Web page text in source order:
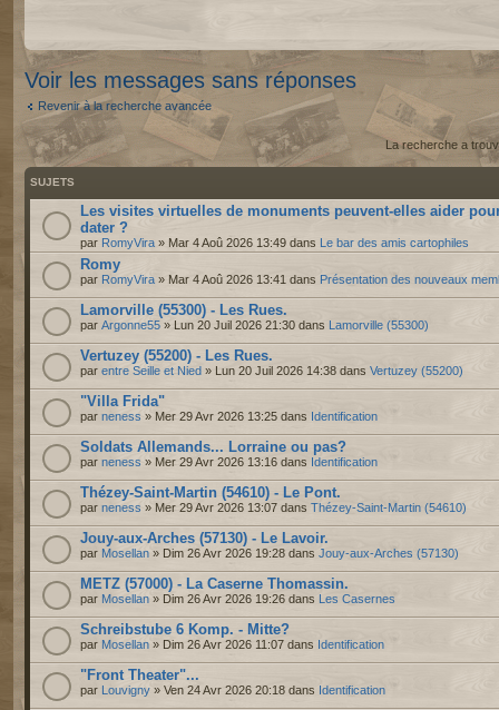
Voir les messages sans réponses
Revenir à la recherche avancée
La recherche a
SUJETS
Les visites virtuelles de monuments peuvent-elles aider
dater ?
par RomyVira » Mar 4 Aoû 2026 13:49 dans Le bar des amis cartophiles
Romy
par RomyVira » Mar 4 Aoû 2026 13:41 dans Présentation des nouveaux
Lamorville (55300) - Les Rues.
par Argonne55 » Lun 20 Juil 2026 21:30 dans Lamorville (55300)
Vertuzey (55200) - Les Rues.
par entre Seille et Nied » Lun 20 Juil 2026 14:38 dans Vertuzey (55200)
"Villa Frida"
par neness » Mer 29 Avr 2026 13:25 dans Identification
Soldats Allemands... Lorraine ou pas?
par neness » Mer 29 Avr 2026 13:16 dans Identification
Thézey-Saint-Martin (54610) - Le Pont.
par neness » Mer 29 Avr 2026 13:07 dans Thézey-Saint-Martin (54610)
Jouy-aux-Arches (57130) - Le Lavoir.
par Mosellan » Dim 26 Avr 2026 19:28 dans Jouy-aux-Arches (57130)
METZ (57000) - La Caserne Thomassin.
par Mosellan » Dim 26 Avr 2026 19:26 dans Les Casernes
Schreibstube 6 Komp. - Mitte?
par Mosellan » Dim 26 Avr 2026 11:07 dans Identification
"Front Theater"...
par Louvigny » Ven 24 Avr 2026 20:18 dans Identification